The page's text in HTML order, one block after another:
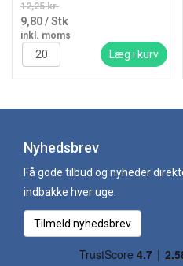
12,25 kr.
9,80/ Stk
inkl. moms
Læg i kurv
Nyhedsbrev
Få gode tilbud og nyheder
indbakke hver uge.
Tilmeld nyhedsbrev